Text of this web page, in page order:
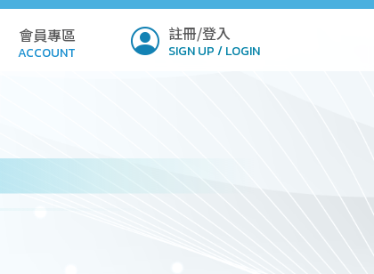
會員專區
ACCOUNT
SETTINGS
註冊/登入
SIGN UP / LOGIN